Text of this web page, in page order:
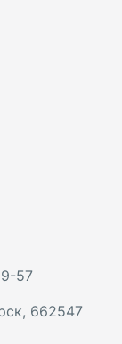
57
, 662547